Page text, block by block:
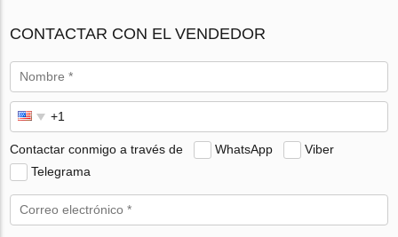
CONTACTAR CON EL VENDEDOR
Contactar conmigo a través de WhatsApp
Viber
Telegrama